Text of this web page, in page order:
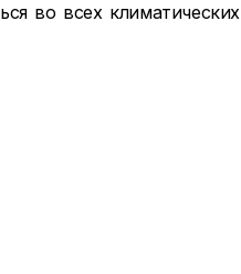
во всех климатических